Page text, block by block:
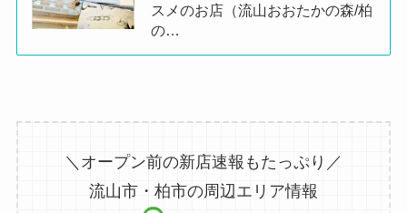
スメのお店（流山おおたかの森/柏
の…
＼オープン前の新店速報もたっぷり／
流山市・柏市の周辺エリア情報